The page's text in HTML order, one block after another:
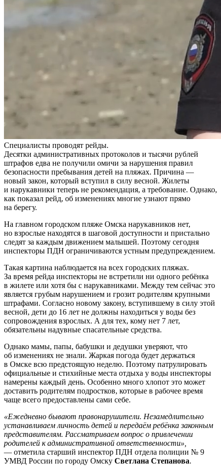
Специалисты проводят рейды.
Десятки административных протоколов и тысячи рублей
штрафов едва не получили омичи за нарушения правил
безопасности пребывания детей на пляжах. Причина —
новый закон, который вступил в силу весной. Жилеты
и нарукавники теперь не рекомендация, а требование. Однако,
как показал рейд, об изменениях многие узнают прямо
на берегу.
На главном городском пляже Омска нарукавников нет,
но взрослые находятся в шаговой доступности и пристально
следят за каждым движением малышей. Поэтому сегодня
инспекторы ПДН ограничиваются устным предупреждением.
Такая картина наблюдается на всех городских пляжах.
За время рейда инспекторы не встретили ни одного ребёнка
в жилете или хотя бы с нарукавниками. Между тем сейчас это
является грубым нарушением и грозит родителям крупными
штрафами. Согласно новому закону, вступившему в силу этой
весной, дети до 16 лет не должны находиться у воды без
сопровождения взрослых. А для тех, кому нет 7 лет,
обязательны надувные спасательные средства.
Однако мамы, папы, бабушки и дедушки уверяют, что
об изменениях не знали. Жаркая погода будет держаться
в Омске всю предстоящую неделю. Поэтому патрулировать
официальные и стихийные места отдыха у воды инспекторы
намерены каждый день. Особенно много хлопот это может
доставить родителям подростков, которые в рабочее время
чаще всего предоставлены сами себе.
«Ежедневно бывают правонарушители. Незамедлительно
устанавливаем личность детей и передаём ребёнка законным
представителям. Рассматриваем вопрос о привлечении
родителей к административной ответственности»,
— отметила старший инспектор ПДН отдела полиции № 9
УМВД России по городу Омску Светлана Степанова.